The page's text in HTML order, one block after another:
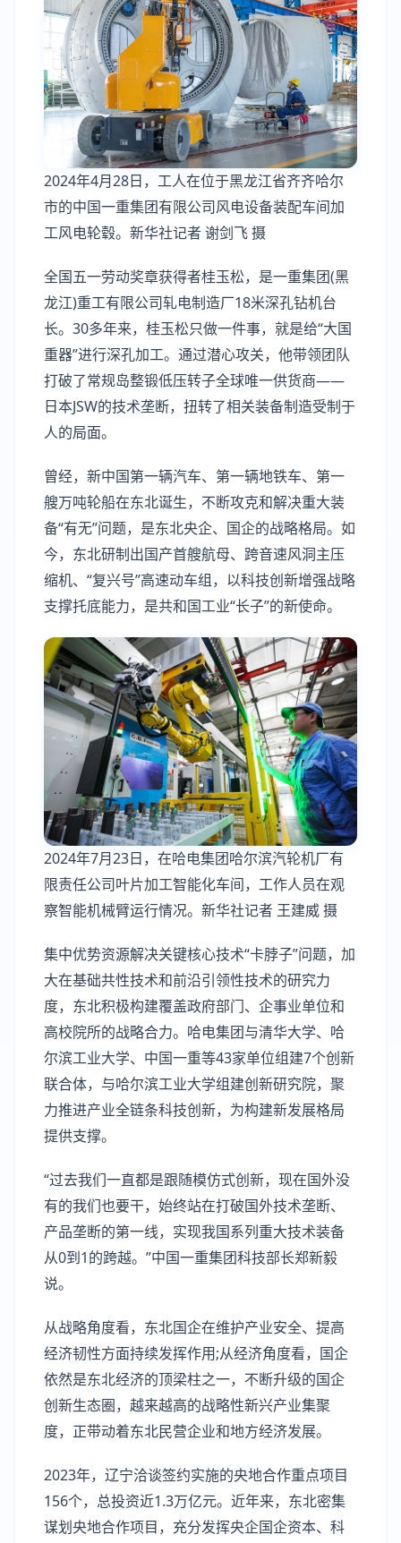
2024年4月28日，工人在位于黑龙江省齐齐哈尔
市的中国一重集团有限公司风电设备装配车间加
工风电轮毂。新华社记者 谢剑飞 摄
全国五一劳动奖章获得者桂玉松，是一重集团(黑
龙江)重工有限公司轧电制造厂18米深孔钻机台
长。30多年来，桂玉松只做一件事，就是给“大国
重器”进行深孔加工。通过潜心攻关，他带领团队
打破了常规岛整锻低压转子全球唯一供货商——
日本JSW的技术垄断，扭转了相关装备制造受制于
人的局面。
曾经，新中国第一辆汽车、第一辆地铁车、第一
艘万吨轮船在东北诞生，不断攻克和解决重大装
备“有无”问题，是东北央企、国企的战略格局。如
今，东北研制出国产首艘航母、跨音速风洞主压
缩机、“复兴号”高速动车组，以科技创新增强战略
支撑托底能力，是共和国工业“长子”的新使命。
2024年7月23日，在哈电集团哈尔滨汽轮机厂有
限责任公司叶片加工智能化车间，工作人员在观
察智能机械臂运行情况。新华社记者 王建威 摄
集中优势资源解决关键核心技术“卡脖子”问题，加
大在基础共性技术和前沿引领性技术的研究力
度，东北积极构建覆盖政府部门、企事业单位和
高校院所的战略合力。哈电集团与清华大学、哈
尔滨工业大学、中国一重等43家单位组建7个创新
联合体，与哈尔滨工业大学组建创新研究院，聚
力推进产业全链条科技创新，为构建新发展格局
提供支撑。
“过去我们一直都是跟随模仿式创新，现在国外没
有的我们也要干，始终站在打破国外技术垄断、
产品垄断的第一线，实现我国系列重大技术装备
从0到1的跨越。”中国一重集团科技部长郑新毅
说。
从战略角度看，东北国企在维护产业安全、提高
经济韧性方面持续发挥作用;从经济角度看，国企
依然是东北经济的顶梁柱之一，不断升级的国企
创新生态圈，越来越高的战略性新兴产业集聚
度，正带动着东北民营企业和地方经济发展。
2023年，辽宁洽谈签约实施的央地合作重点项目
156个，总投资近1.3万亿元。近年来，东北密集
谋划央地合作项目，充分发挥央企国企资本、科